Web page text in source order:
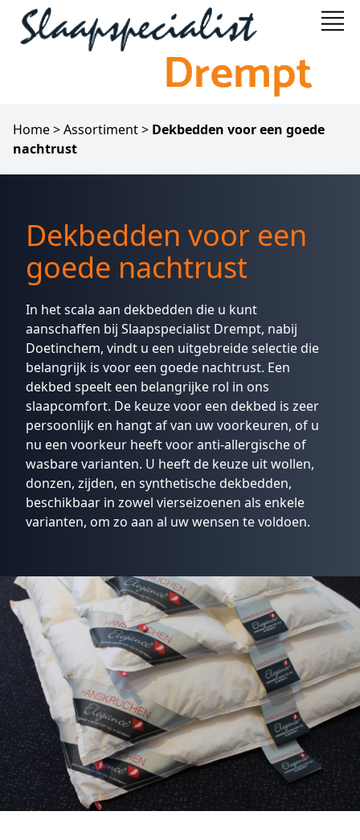
Home>Assortiment> Dekbedden voor een goede
nachtrust
Dekbedden voor een
goede nachtrust
In het scala aan dekbedden die u kunt
aanschaffen bij Slaapspecialist Drempt, nabij
Doetinchem, vindt u een uitgebreide selectie die
belangrijk is voor een goede nachtrust. Een
dekbed speelt een belangrijke rol in ons
slaapcomfort. De keuze voor een dekbed is zeer
persoonlijk en hangt af van uw voorkeuren, of u
nu een voorkeur heeft voor anti-allergische of
wasbare varianten. U heeft de keuze uit wollen,
donzen, zijden, en synthetische dekbedden,
beschikbaar in zowel vierseizoenen als enkele
varianten, om zo aan al uw wensen te voldoen.